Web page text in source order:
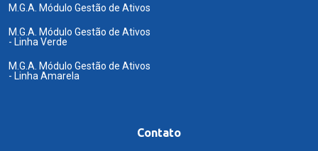
M.G.A. Módulo Gestão de Ativos
M.G.A. Módulo Gestão de Ativos
- Linha Verde
M.G.A. Módulo Gestão de Ativos
- Linha Amarela
Contato